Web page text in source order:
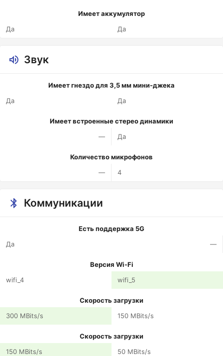
Имеет аккумулятор
Да
Да
Звук
Имеет гнездо для 3,5 мм мини-джека
Да
Да
Имеет встроенные стерео динамики
—
Да
Количество микрофонов
—
4
Коммуникации
Есть поддержка 5G
Да
—
Версия Wi-Fi
wifi_4
wifi_5
Скорость загрузки
300 MBits/s
150 MBits/s
Скорость загрузки
150 MBits/s
50 MBits/s